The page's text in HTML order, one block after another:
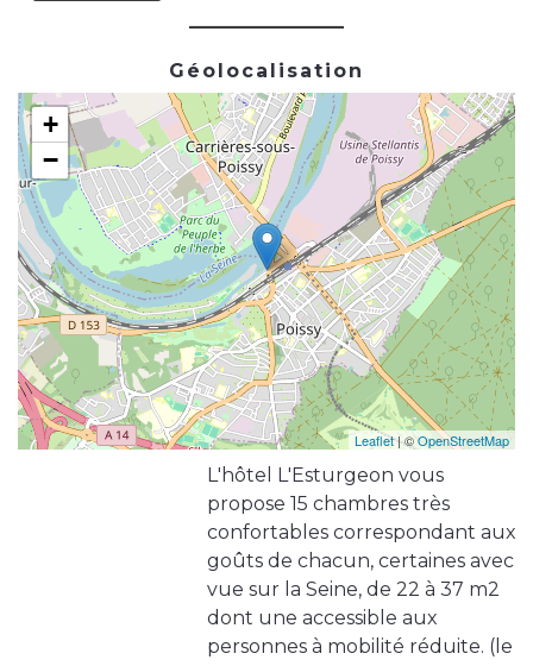
Géolocalisation
+
−
Leaflet| ©OpenStreetMap
L'hôtel L'Esturgeon vous
propose 15 chambres très
confortables correspondant aux
goûts de chacun, certaines avec
vue sur la Seine, de 22 à 37 m2
dont une accessible aux
personnes à mobilité réduite. (le